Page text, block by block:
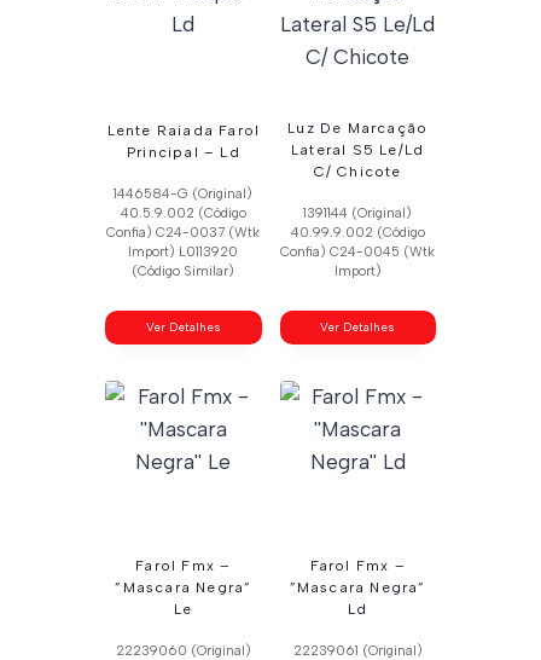
Lente Raiada Farol
Principal – Ld
1446584-G (Original)
40.5.9.002 (Código
Confia) C24-0037 (Wtk
Import) L0113920
(Código Similar)
Ver Detalhes
Luz De Marcação
Lateral S5 Le/Ld
C/ Chicote
1391144 (Original)
40.99.9.002 (Código
Confia) C24-0045 (Wtk
Import)
Ver Detalhes
Farol Fmx –
”Mascara Negra”
Le
22239060 (Original)
Farol Fmx –
”Mascara Negra”
Ld
22239061 (Original)